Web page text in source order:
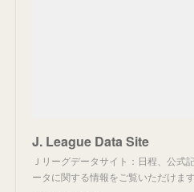
J. League Data Site
Ｊリーグデータサイト：日程、公式
ータに関する情報をご覧いただけます